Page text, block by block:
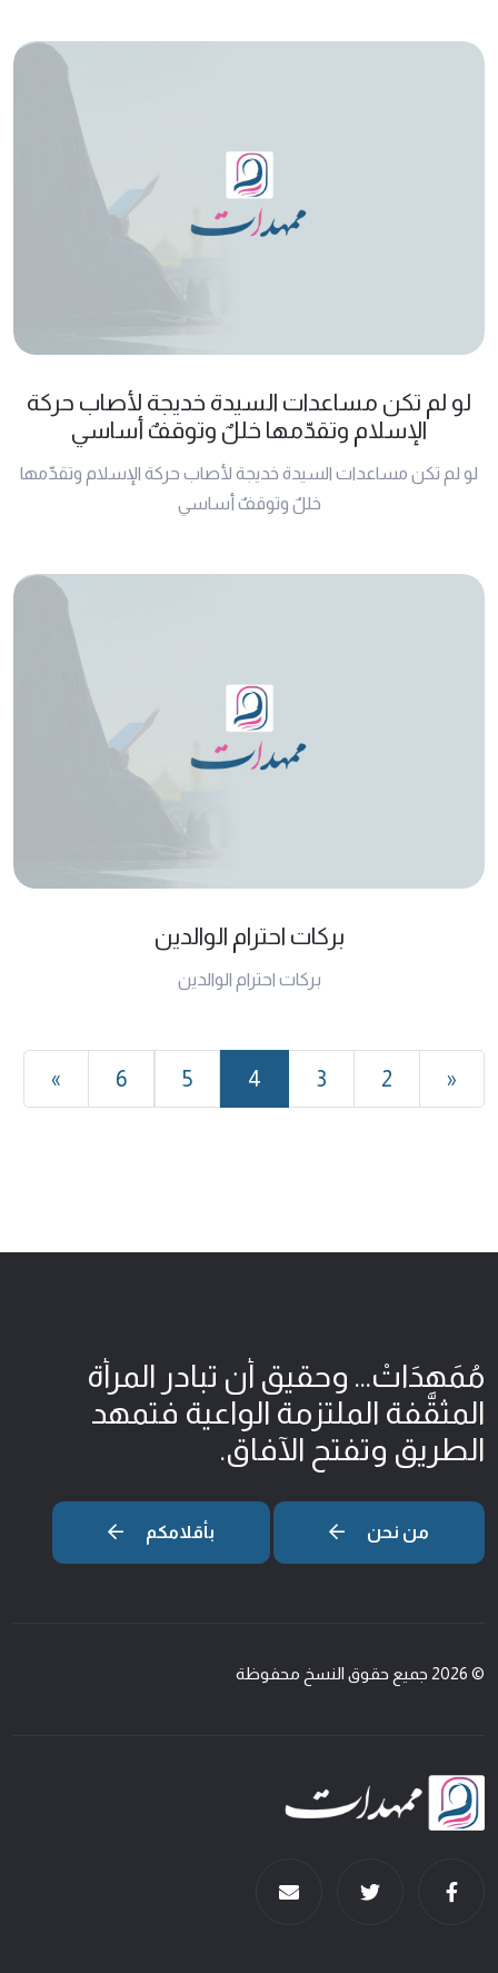
لو لم تكن مساعدات السيدة خديجة لأصاب حركة
الإسلام وتقدّمها خللٌ وتوقفٌ أساسي
لو لم تكن مساعدات السيدة خديجة لأصاب حركة الإسلام وتقدّمها
خللٌ وتوقفٌ أساسي
بركات احترام الوالدين
بركات احترام الوالدين
«
2
3
4
5
6
»
مُمَهِدَاتْ... وحقيق أن تبادر المرأة
المثقّفة الملتزمة الواعية فتمهد
الطريق وتفتح الآفاق.
من نحن بأقلامكم
© 2026 جميع حقوق النسخ محفوظة